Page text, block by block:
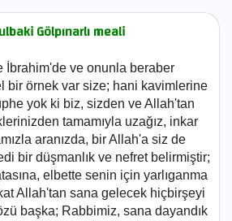
Gölpınarlı meali
İbrahim'de ve onunla beraber
bir örnek var size; hani kavimlerine
yok ki biz, sizden ve Allah'tan
tamamıyla uzağız, inkar
aranızda, bir Allah'a siz de
bir düşmanlık ve nefret belirmiştir;
elbette senin için yarlıganma
Allah'tan sana gelecek hiçbirşeyi
başka; Rabbimiz, sana dayandık